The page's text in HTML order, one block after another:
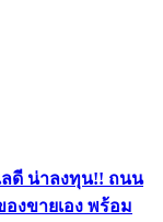
ลดี น่าลงทุน!! ถนน
องขายเอง พร้อม